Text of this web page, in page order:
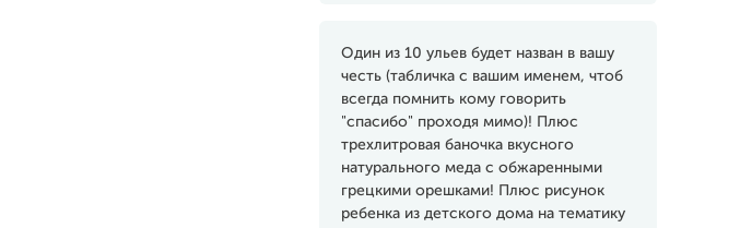
Один из 10 ульев будет назван в вашу
честь (табличка с вашим именем, чтоб
всегда помнить кому говорить
"спасибо" проходя мимо)! Плюс
трехлитровая баночка вкусного
натурального меда с обжаренными
грецкими орешками! Плюс рисунок
ребенка из детского дома на тематику